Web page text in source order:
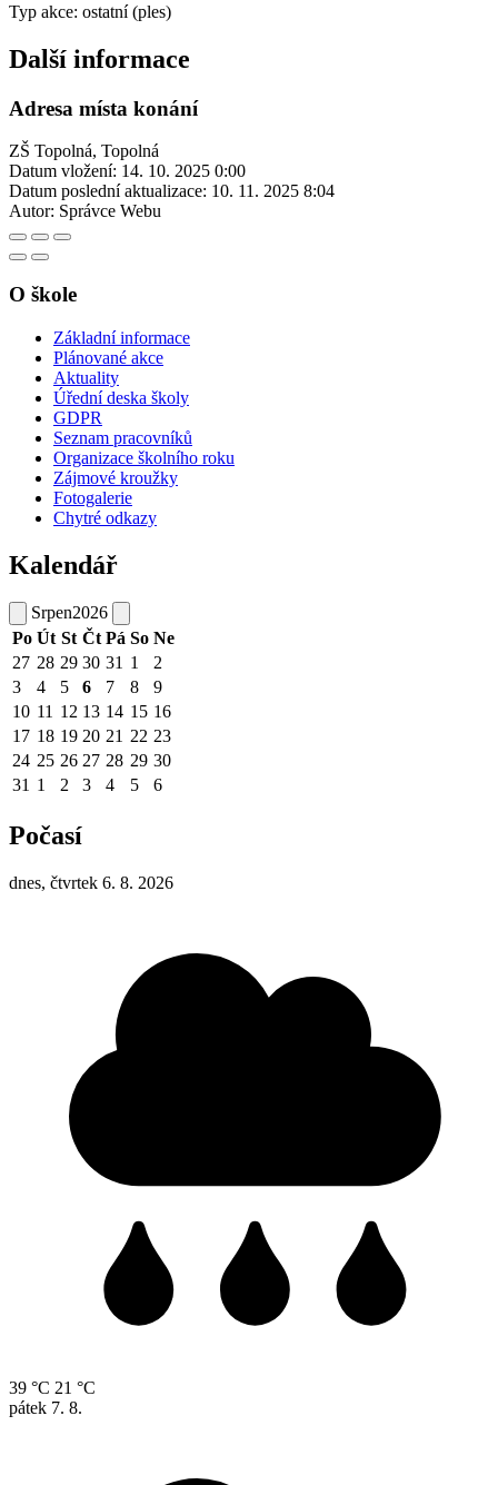
Typ akce: ostatní (ples)
Další informace
Adresa místa konání
ZŠ Topolná, Topolná
Datum vložení: 14. 10. 2025 0:00
Datum poslední aktualizace: 10. 11. 2025 8:04
Autor: Správce Webu
O škole
Základní informace
Plánované akce
Aktuality
Úřední deska školy
GDPR
Seznam pracovníků
Organizace školního roku
Zájmové kroužky
Fotogalerie
Chytré odkazy
Kalendář
Srpen2026
Po Út St Čt Pá So Ne
27 28 29 30 31 1
2
3
4 5 6 7 8
9
10 11 12 13 14 15 16
17 18 19 20 21 22 23
24 25 26 27 28 29 30
31 1 2 3 4 5 6
Počasí
dnes, čtvrtek 6. 8. 2026
39 °C 21 °C
pátek 7. 8.